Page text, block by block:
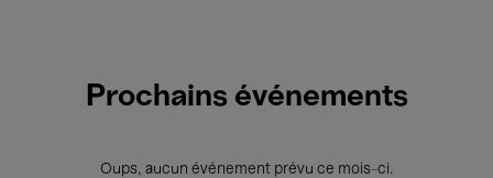
Prochains événements
Oups, aucun événement prévu ce mois-ci.